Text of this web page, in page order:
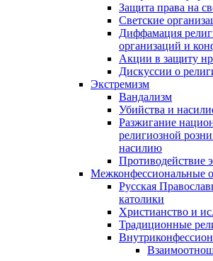
Защита права на
Светские
Диффамация
организаций и
Акции в защиту
Дискуссии о
Экстремизм
Вандализм
Убийства и
Разжигание
религиозной
насилию
Противодействие
Межконфессиональные
Русская
католики
Христианство и
Традиционные